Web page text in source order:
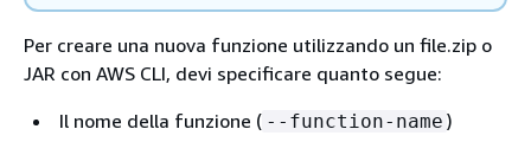
Per creare una nuova funzione utilizzando un file.zip o
JAR con AWS CLI, devi specificare quanto segue:
Il nome della funzione ( --function-name )